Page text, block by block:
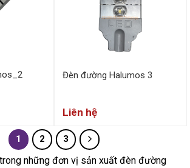
Đèn đường Halumos 3
Liên hệ
1 2 3
những đơn vị sản xuất đèn đường